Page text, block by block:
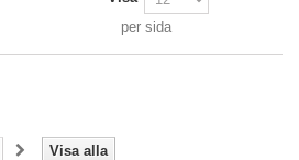
per sida
Visa alla